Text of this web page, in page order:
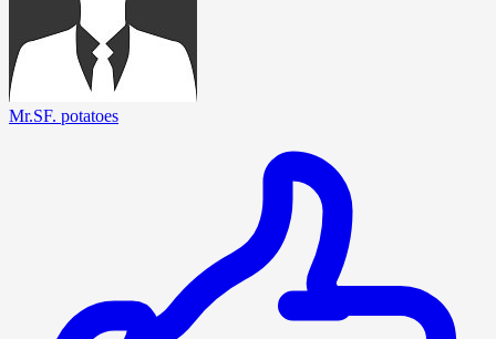
Mr.SF. potatoes